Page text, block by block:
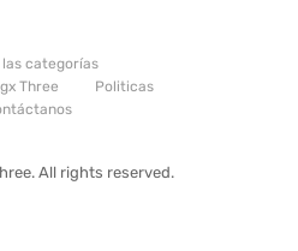
las categorías
Three
Politicas
All rights reserved.